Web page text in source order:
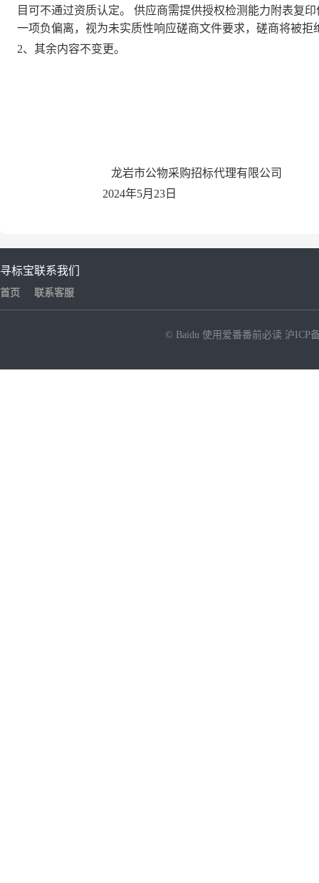
目可不通过资质认定。
供应商需提供授权检测能力附表复
一项负偏离，视为未实质性响应磋商文件要求，磋商将被拒
2、其余内容不变更。
龙岩市公物采购招标代理有限公司
2024年5月23日
寻标宝
首页
联系我们
联系客服
© Baidu 使用爱番番前必读 沪ICP